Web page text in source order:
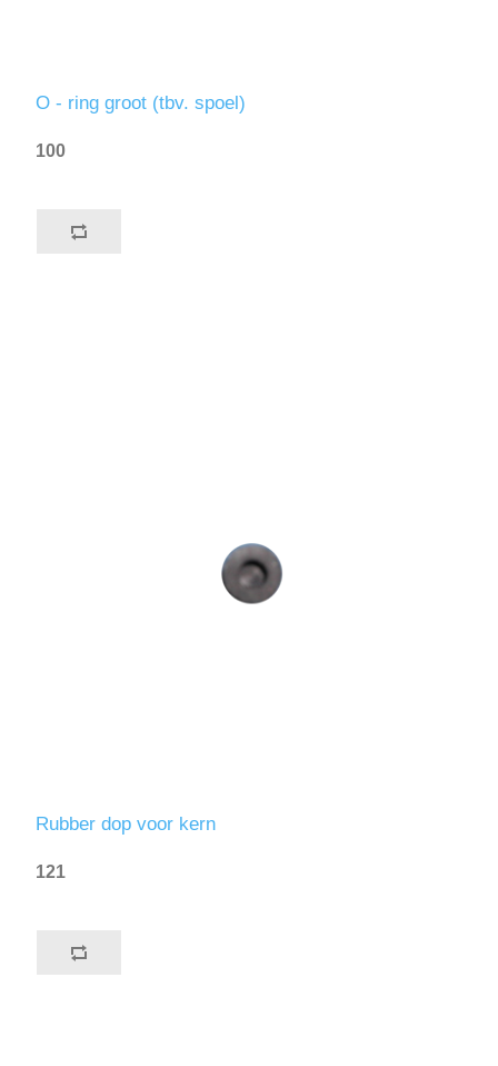
O - ring groot (tbv. spoel)
100
Rubber dop voor kern
121